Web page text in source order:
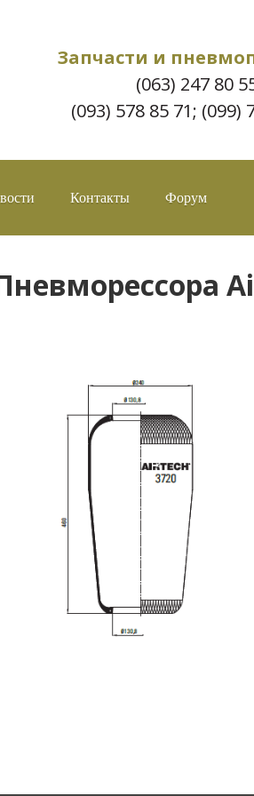
Запчасти и
(063) 247 80
(093) 578 85 71; (099)
Контакты Форум